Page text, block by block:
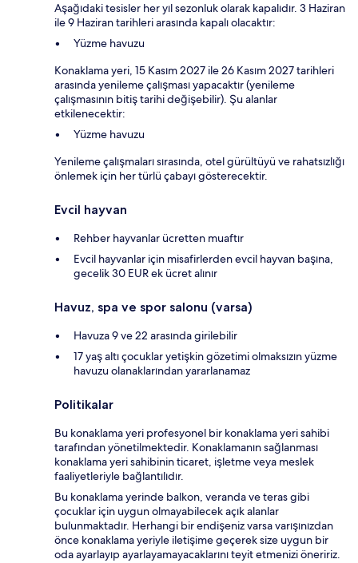
Aşağıdaki tesisler her yıl sezonluk olarak kapalıdır. 3 Haziran
ile 9 Haziran tarihleri arasında kapalı olacaktır:
Yüzme havuzu
Konaklama yeri, 15 Kasım 2027 ile 26 Kasım 2027 tarihleri
arasında yenileme çalışması yapacaktır (yenileme
çalışmasının bitiş tarihi değişebilir). Şu alanlar
etkilenecektir:
Yüzme havuzu
Yenileme çalışmaları sırasında, otel gürültüyü ve rahatsızlığı
önlemek için her türlü çabayı gösterecektir.
Evcil hayvan
Rehber hayvanlar ücretten muaftır
Evcil hayvanlar için misafirlerden evcil hayvan başına,
gecelik 30 EUR ek ücret alınır
Havuz, spa ve spor salonu (varsa)
Havuza 9 ve 22 arasında girilebilir
17 yaş altı çocuklar yetişkin gözetimi olmaksızın yüzme
havuzu olanaklarından yararlanamaz
Politikalar
Bu konaklama yeri profesyonel bir konaklama yeri sahibi
tarafından yönetilmektedir. Konaklamanın sağlanması
konaklama yeri sahibinin ticaret, işletme veya meslek
faaliyetleriyle bağlantılıdır.
Bu konaklama yerinde balkon, veranda ve teras gibi
çocuklar için uygun olmayabilecek açık alanlar
bulunmaktadır. Herhangi bir endişeniz varsa varışınızdan
önce konaklama yeriyle iletişime geçerek size uygun bir
oda ayarlayıp ayarlayamayacaklarını teyit etmenizi öneririz.